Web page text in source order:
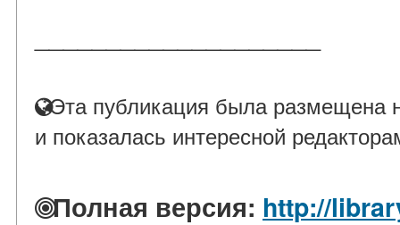
Эта публикация была размещена
и показалась интересной
Полная версия: http://